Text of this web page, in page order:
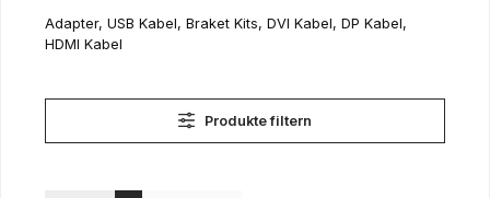
Adapter, USB Kabel, Braket Kits, DVI Kabel, DP Kabel,
HDMI Kabel
Produkte filtern